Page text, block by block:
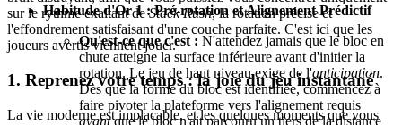
Habitude d'Or 1 : Pré-rotation et Alignement Prédictif
Qu'est-ce que c'est : N'attendez jamais que le bloc en
chute atteigne la surface inférieure avant d'initier la
rotation. Le jeu de haut niveau exige de l'anticipation.
Dès que la forme du bloc est identifiée, commencez à
faire pivoter la plateforme vers l'alignement requis
avantque le bloc n'ait parcouru un tiers de la distance
sur le rythme exaltant deStack Rush, la rotation précise et
l'effondrement satisfaisant d'une couche parfaite. C'est ici que les
joueurs avertis viennent jouer.
1. Reprenez votre temps : la joie du jeu instantané
La vie moderne est implacable, et les quelques moments que vous